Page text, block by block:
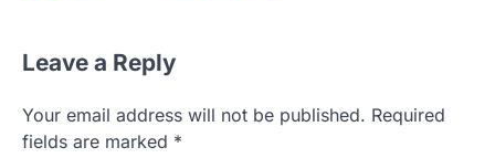
Leave a Reply
Your email address will not be published. Required
fields are marked *